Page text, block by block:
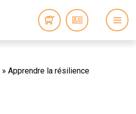
» Apprendre la résilience